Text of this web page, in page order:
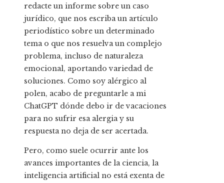
redacte un informe sobre un caso
jurídico, que nos escriba un artículo
periodístico sobre un determinado
tema o que nos resuelva un complejo
problema, incluso de naturaleza
emocional, aportando variedad de
soluciones. Como soy alérgico al
polen, acabo de preguntarle a mi
ChatGPT dónde debo ir de vacaciones
para no sufrir esa alergia y su
respuesta no deja de ser acertada.
Pero, como suele ocurrir ante los
avances importantes de la ciencia, la
inteligencia artificial no está exenta de